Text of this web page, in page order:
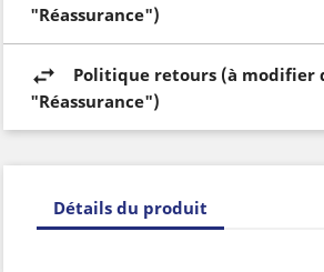
"Réassurance")
Politique retours (à modifier
"Réassurance")
Détails du produit